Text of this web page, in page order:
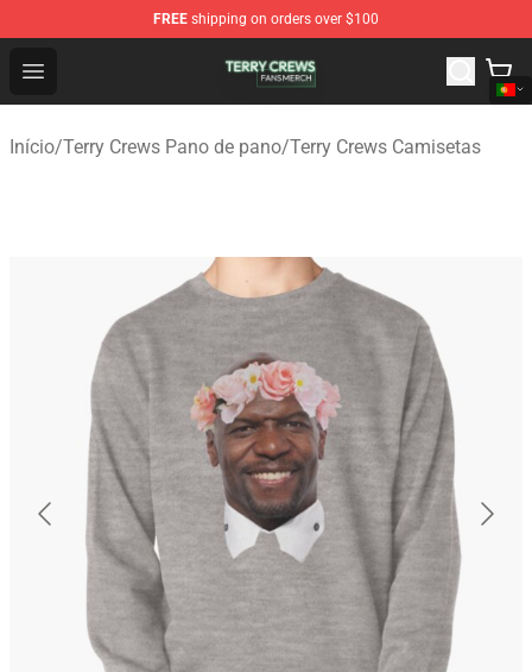
FREE shipping on orders over $100
Open menu
Terry Crews Shop - Official Terry Crews Merchandise
Início/Terry Crews Pano de pano/Terry Crews Camisetas